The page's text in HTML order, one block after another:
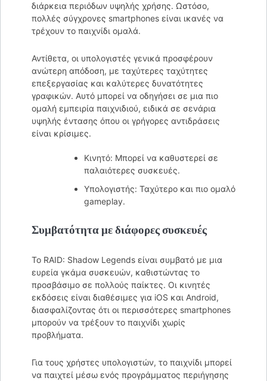
διάρκεια περιόδων υψηλής χρήσης. Ωστόσο,
πολλές σύγχρονες smartphones είναι ικανές να
τρέχουν το παιχνίδι ομαλά.
Αντίθετα, οι υπολογιστές γενικά προσφέρουν
ανώτερη απόδοση, με ταχύτερες ταχύτητες
επεξεργασίας και καλύτερες δυνατότητες
γραφικών. Αυτό μπορεί να οδηγήσει σε μια πιο
ομαλή εμπειρία παιχνιδιού, ειδικά σε σενάρια
υψηλής έντασης όπου οι γρήγορες αντιδράσεις
είναι κρίσιμες.
Κινητό: Μπορεί να καθυστερεί σε
παλαιότερες συσκευές.
Υπολογιστής: Ταχύτερο και πιο ομαλό
gameplay.
Συμβατότητα με διάφορες συσκευές
Το RAID: Shadow Legends είναι συμβατό με μια
ευρεία γκάμα συσκευών, καθιστώντας το
προσβάσιμο σε πολλούς παίκτες. Οι κινητές
εκδόσεις είναι διαθέσιμες για iOS και Android,
διασφαλίζοντας ότι οι περισσότερες smartphones
μπορούν να τρέξουν το παιχνίδι χωρίς
προβλήματα.
Για τους χρήστες υπολογιστών, το παιχνίδι μπορεί
να παιχτεί μέσω ενός προγράμματος περιήγησης